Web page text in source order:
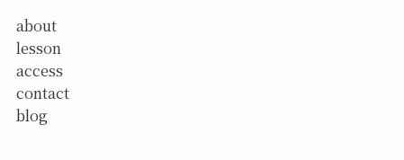
about
lesson
access
contact
blog